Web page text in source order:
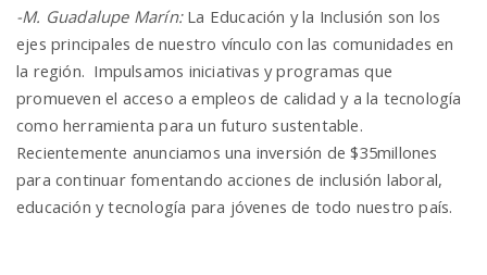
-M. Guadalupe Marín: La Educación y la Inclusión son los
ejes principales de nuestro vínculo con las comunidades en
la región. Impulsamos iniciativas y programas que
promueven el acceso a empleos de calidad y a la tecnología
como herramienta para un futuro sustentable.
Recientemente anunciamos una inversión de $35millones
para continuar fomentando acciones de inclusión laboral,
educación y tecnología para jóvenes de todo nuestro país.